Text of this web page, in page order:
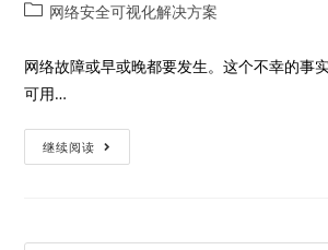
网络安全可视化解决方案
网络故障或早或晚都要发生。这个不幸的事
可用…
继续阅读